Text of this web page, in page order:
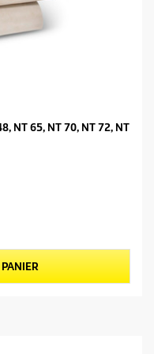
NT 65, NT 70, NT 72, NT